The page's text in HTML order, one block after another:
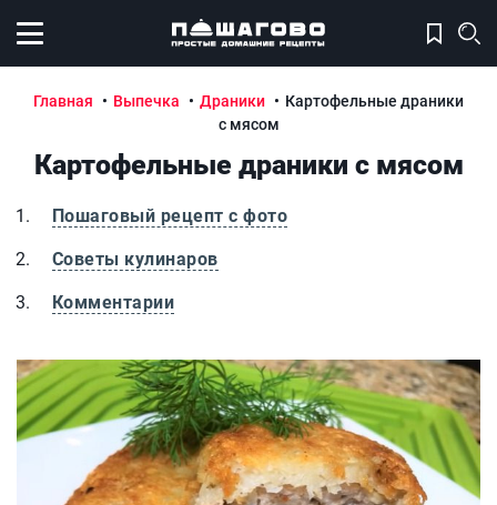
Открыть меню
Главная Выпечка Драники
Картофельные драники
с мясом
Картофельные драники с мясом
Пошаговый рецепт с фото
Советы кулинаров
Комментарии
Картофельные драники с мясом